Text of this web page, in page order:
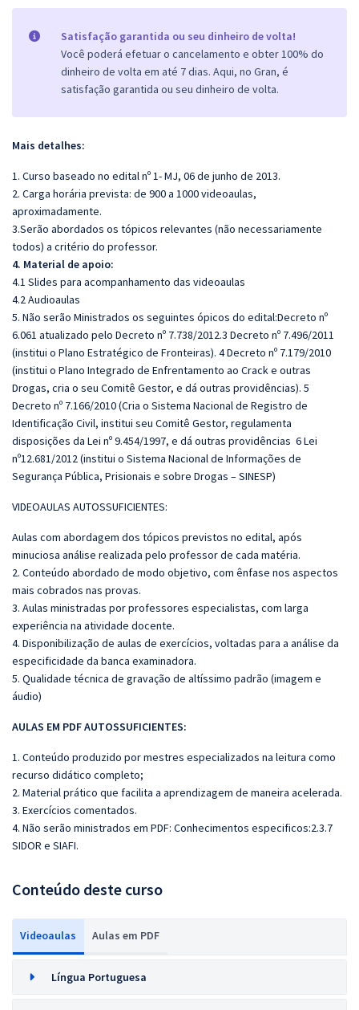
Satisfação garantida ou seu dinheiro de volta!
Você poderá efetuar o cancelamento e obter 100% do
dinheiro de volta em até 7 dias. Aqui, no Gran, é
satisfação garantida ou seu dinheiro de volta.
Mais detalhes:
1. Curso baseado no edital nº 1- MJ, 06 de junho de 2013.
2. Carga horária prevista: de 900 a 1000 videoaulas,
aproximadamente.
3.Serão abordados os tópicos relevantes (não necessariamente
todos) a critério do professor.
4. Material de apoio:
4.1 Slides para acompanhamento das videoaulas
4.2 Audioaulas
5. Não serão Ministrados os seguintes ópicos do edital:Decreto nº
6.061 atualizado pelo Decreto nº 7.738/2012.3 Decreto nº 7.496/2011
(institui o Plano Estratégico de Fronteiras). 4 Decreto nº 7.179/2010
(institui o Plano Integrado de Enfrentamento ao Crack e outras
Drogas, cria o seu Comitê Gestor, e dá outras providências). 5
Decreto nº 7.166/2010 (Cria o Sistema Nacional de Registro de
Identificação Civil, institui seu Comitê Gestor, regulamenta
disposições da Lei nº 9.454/1997, e dá outras providências 6 Lei
nº12.681/2012 (institui o Sistema Nacional de Informações de
Segurança Pública, Prisionais e sobre Drogas – SINESP)
VIDEOAULAS AUTOSSUFICIENTES:
Aulas com abordagem dos tópicos previstos no edital, após
minuciosa análise realizada pelo professor de cada matéria.
2. Conteúdo abordado de modo objetivo, com ênfase nos aspectos
mais cobrados nas provas.
3. Aulas ministradas por professores especialistas, com larga
experiência na atividade docente.
4. Disponibilização de aulas de exercícios, voltadas para a análise da
especificidade da banca examinadora.
5. Qualidade técnica de gravação de altíssimo padrão (imagem e
áudio)
AULAS EM PDF AUTOSSUFICIENTES:
1. Conteúdo produzido por mestres especializados na leitura como
recurso didático completo;
2. Material prático que facilita a aprendizagem de maneira acelerada.
3. Exercícios comentados.
4. Não serão ministrados em PDF: Conhecimentos especificos:2.3.7
SIDOR e SIAFI.
Conteúdo deste curso
Videoaulas Aulas em PDF
Língua Portuguesa